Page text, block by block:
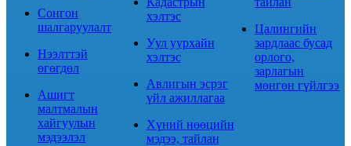
Сонгон
шалгаруулалт
Нээлттэй
өгөгдөл
Ашигт
малтмалын
хайгуулын
мэдээлэл
хэлтэс
Уул уурхайн
хэлтэс
Авлигын эсрэг
үйл ажиллагаа
Хүний нөөцийн
мэдээ, тайлан
Цалингийн
зардлаас бусад
орлого,
зарлагын
мөнгөн гүйлгээ